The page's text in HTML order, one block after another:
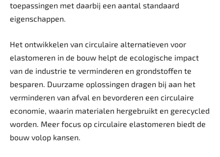
toepassingen met daarbij een aantal standaard
eigenschappen.
Het ontwikkelen van circulaire alternatieven voor
elastomeren in de bouw helpt de eco­logische impact
van de industrie te verminderen en grondstoffen te
besparen. Duurzame oplossingen dragen bij aan het
verminderen van afval en bevorderen een circulaire
economie, waarin materialen hergebruikt en gerecycled
worden. Meer focus op circulaire elastomeren biedt de
bouw volop kansen.